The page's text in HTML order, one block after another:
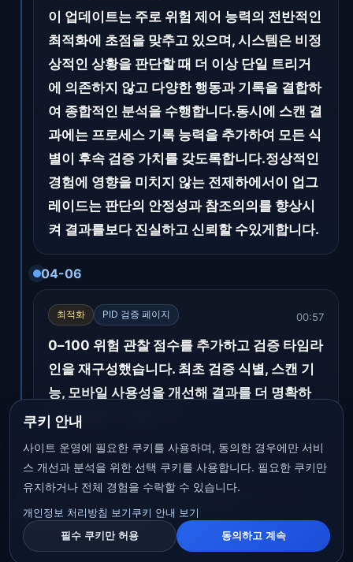
이 업데이트는 주로 위험 제어 능력의 전반적인
최적화에 초점을 맞추고 있으며, 시스템은 비정
상적인 상황을 판단할 때 더 이상 단일 트리거
에 의존하지 않고 다양한 행동과 기록을 결합하
여 종합적인 분석을 수행합니다.동시에 스캔 결
과에는 프로세스 기록 능력을 추가하여 모든 식
별이 후속 검증 가치를 갖도록합니다.정상적인
경험에 영향을 미치지 않는 전제하에서이 업그
레이드는 판단의 안정성과 참조의의를 향상시
켜 결과를보다 진실하고 신뢰할 수있게합니다.
04-06
최적화 PID 검증 페이지 00:57
0–100 위험 관찰 점수를 추가하고 검증 타임라
인을 재구성했습니다. 최초 검증 식별, 스캔 기
능, 모바일 사용성을 개선해 결과를 더 명확하
게 확인할 수 있습니다.
© 2026 GEXYRAL™ · Global. This page continuously records
Privacy policy ·Documents
쿠키 안내
사이트 운영에 필요한 쿠키를 사용하며, 동의한 경우에만 서비
스 개선과 분석을 위한 선택 쿠키를 사용합니다. 필요한 쿠키만
유지하거나 전체 경험을 수락할 수 있습니다.
개인정보 처리방침 보기쿠키 안내 보기
필수 쿠키만 허용 동의하고 계속